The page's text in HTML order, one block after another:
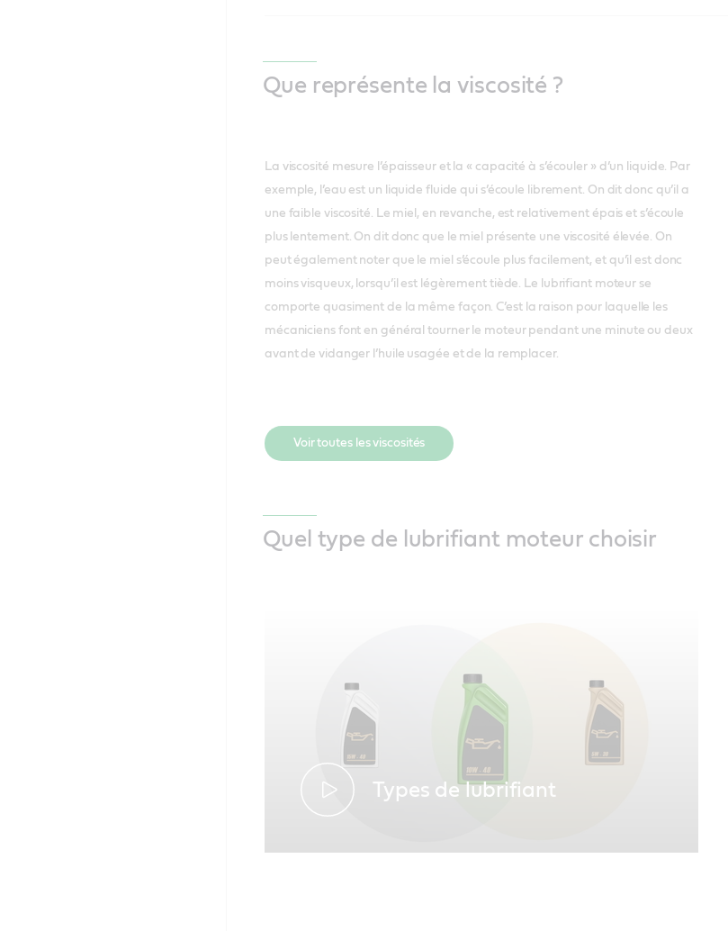
Que représente la viscosité ?
La viscosité mesure l’épaisseur et la « capacité à s’écouler » d’un liquide. Par
exemple, l’eau est un liquide fluide qui s’écoule librement. On dit donc qu’il a
une faible viscosité. Le miel, en revanche, est relativement épais et s’écoule
plus lentement. On dit donc que le miel présente une viscosité élevée. On
peut également noter que le miel s’écoule plus facilement, et qu’il est donc
moins visqueux, lorsqu’il est légèrement tiède. Le lubrifiant moteur se
comporte quasiment de la même façon. C’est la raison pour laquelle les
mécaniciens font en général tourner le moteur pendant une minute ou deux
avant de vidanger l’huile usagée et de la remplacer.
Voir toutes les viscosités
Quel type de lubrifiant moteur choisir
Types de lubrifiant